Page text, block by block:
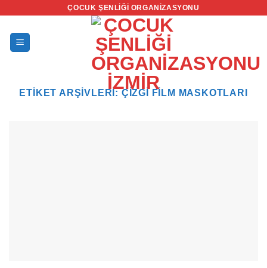
ÇOCUK ŞENLIĞI ORGANIZASYONU
ETIKET ARŞIVLERI: ÇIZGI FILM MASKOTLARI